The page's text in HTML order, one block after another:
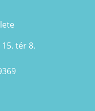
tér 8.